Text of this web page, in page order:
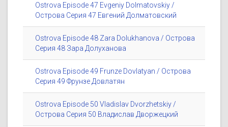
Ostrova Episode 47 Evgeniy Dolmatovskiy /
Острова Серия 47 Евгений Долматовский
Ostrova Episode 48 Zara Dolukhanova / Острова
Серия 48 Зара Долуханова
Ostrova Episode 49 Frunze Dovlatyan / Острова
Серия 49 Фрунзе Довлатян
Ostrova Episode 50 Vladislav Dvorzhetskiy /
Острова Серия 50 Владислав Дворжецкий